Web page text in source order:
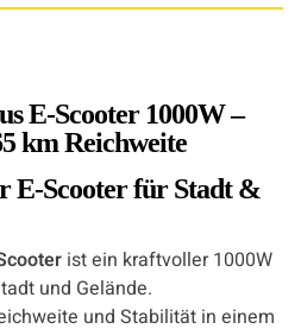
E-Scooter 1000W –
km Reichweite
E-Scooter für Stadt &
ist ein kraftvoller 1000W
und Gelände.
und Stabilität in einem